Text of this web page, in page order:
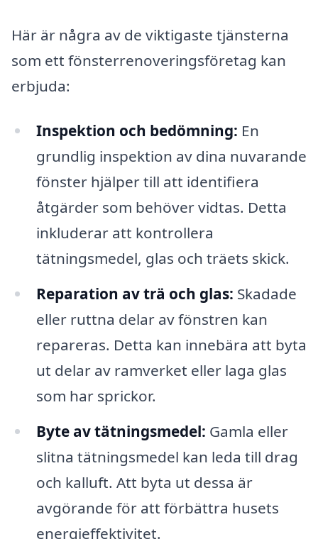
Här är några av de viktigaste tjänsterna
som ett fönsterrenoveringsföretag kan
erbjuda:
Inspektion och bedömning: En
grundlig inspektion av dina nuvarande
fönster hjälper till att identifiera
åtgärder som behöver vidtas. Detta
inkluderar att kontrollera
tätningsmedel, glas och träets skick.
Reparation av trä och glas: Skadade
eller ruttna delar av fönstren kan
repareras. Detta kan innebära att byta
ut delar av ramverket eller laga glas
som har sprickor.
Byte av tätningsmedel: Gamla eller
slitna tätningsmedel kan leda till drag
och kalluft. Att byta ut dessa är
avgörande för att förbättra husets
energieffektivitet.